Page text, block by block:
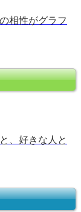
相性がグラフ
、好きな人と